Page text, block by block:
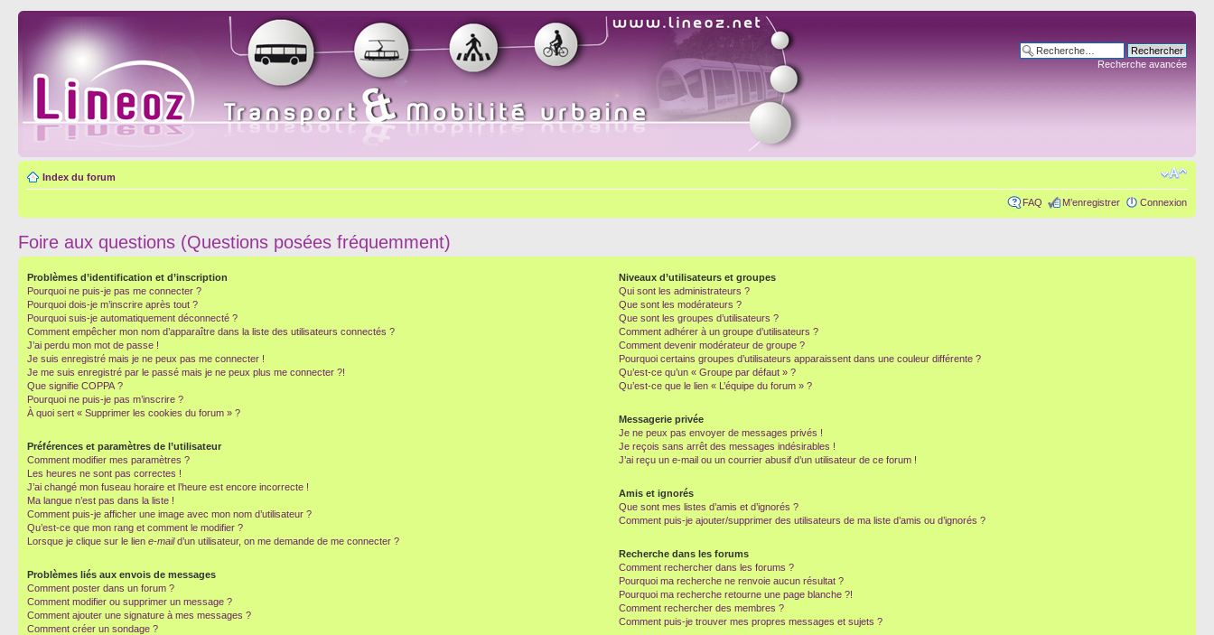
Recherche avancée
Index du forum
FAQ M’enregistrer Connexion
Foire aux questions (Questions posées fréquemment)
Problèmes d’identification et d’inscription
Pourquoi ne puis-je pas me connecter ?
Pourquoi dois-je m’inscrire après tout ?
Pourquoi suis-je automatiquement déconnecté ?
Comment empêcher mon nom d’apparaître dans la liste des utilisateurs connectés ?
J’ai perdu mon mot de passe !
Je suis enregistré mais je ne peux pas me connecter !
Je me suis enregistré par le passé mais je ne peux plus me connecter ?!
Que signifie COPPA ?
Pourquoi ne puis-je pas m’inscrire ?
À quoi sert « Supprimer les cookies du forum » ?
Préférences et paramètres de l’utilisateur
Comment modifier mes paramètres ?
Les heures ne sont pas correctes !
J’ai changé mon fuseau horaire et l’heure est encore incorrecte !
Ma langue n’est pas dans la liste !
Comment puis-je afficher une image avec mon nom d’utilisateur ?
Qu’est-ce que mon rang et comment le modifier ?
Lorsque je clique sur le lien e-maild’un utilisateur, on me demande de me connecter ?
Problèmes liés aux envois de messages
Comment poster dans un forum ?
Comment modifier ou supprimer un message ?
Comment ajouter une signature à mes messages ?
Comment créer un sondage ?
Niveaux d’utilisateurs et groupes
Qui sont les administrateurs ?
Que sont les modérateurs ?
Que sont les groupes d’utilisateurs ?
Comment adhérer à un groupe d’utilisateurs ?
Comment devenir modérateur de groupe ?
Pourquoi certains groupes d’utilisateurs apparaissent dans une couleur différente ?
Qu’est-ce qu’un « Groupe par défaut » ?
Qu’est-ce que le lien « L’équipe du forum » ?
Messagerie privée
Je ne peux pas envoyer de messages privés !
Je reçois sans arrêt des messages indésirables !
J’ai reçu un e-mail ou un courrier abusif d’un utilisateur de ce forum !
Amis et ignorés
Que sont mes listes d’amis et d’ignorés ?
Comment puis-je ajouter/supprimer des utilisateurs de ma liste d’amis ou d’ignorés ?
Recherche dans les forums
Comment rechercher dans les forums ?
Pourquoi ma recherche ne renvoie aucun résultat ?
Pourquoi ma recherche retourne une page blanche ?!
Comment rechercher des membres ?
Comment puis-je trouver mes propres messages et sujets ?